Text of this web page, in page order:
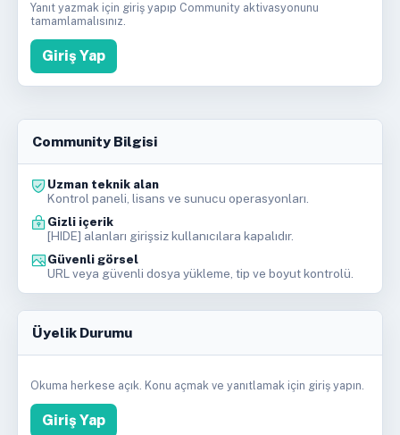
Yanıt yazmak için giriş yapıp Community aktivasyonunu
tamamlamalısınız.
Giriş Yap
Community Bilgisi
Uzman teknik alan
Kontrol paneli, lisans ve sunucu operasyonları.
Gizli içerik
[HIDE] alanları girişsiz kullanıcılara kapalıdır.
Güvenli görsel
URL veya güvenli dosya yükleme, tip ve boyut kontrolü.
Üyelik Durumu
Okuma herkese açık. Konu açmak ve yanıtlamak için giriş yapın.
Giriş Yap